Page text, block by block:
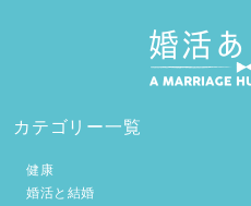
カテゴリー一覧
健康
婚活と結婚